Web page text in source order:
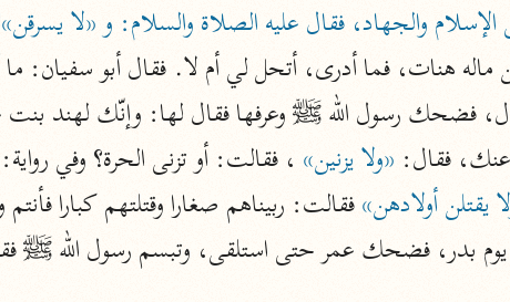
موسوعات
روح المعاني
الآلوسي (١٢٧٠ هـ)
مفاتيح الغيب
فخر الدين الرازي (٦٠٦ هـ)
نحو ٢٤ مجلدًا
والجهاد، فقال عليه الصلاة والسلام: و «لا يسرقن»
عنك، فقال: «ولا يزنين»
يقتلن أولادهن»
يوم بدر، فضحك عمر حتى استلقى، وتبسم رسول الله ﷺ